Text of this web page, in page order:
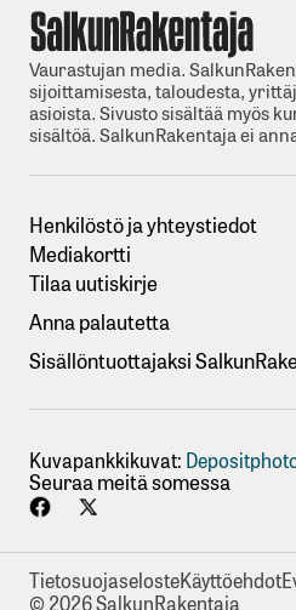
Vaurastujan media.
sijoittamisesta, taloudesta,
asioista. Sivusto sisältää myös
sisältöä. SalkunRakentaja ei
Henkilöstö ja yhteystiedot
Mediakortti
Tilaa uutiskirje
Anna palautetta
Sisällöntuottajaksi
Kuvapankkikuvat:
Seuraa meitä somessa
TietosuojaselosteKäyttöehdot
© 2026 SalkunRakentaja